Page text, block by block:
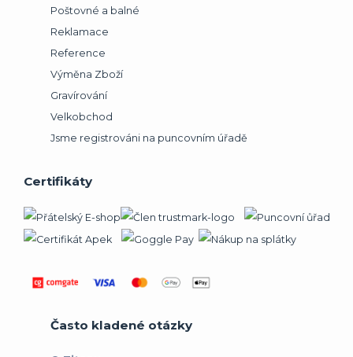
Poštovné a balné
Reklamace
Reference
Výměna Zboží
Gravírování
Velkobchod
Jsme registrováni na puncovním úřadě
Certifikáty
Často kladené otázky